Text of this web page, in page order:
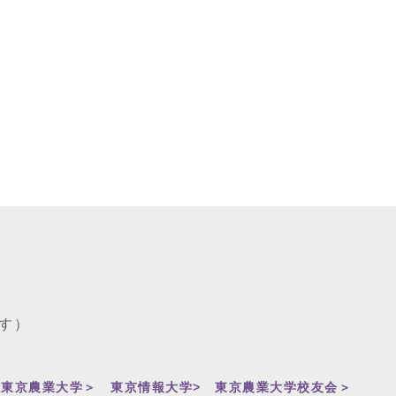
）
京農業大学＞ 東京情報大学> 東京農業大学校友会＞